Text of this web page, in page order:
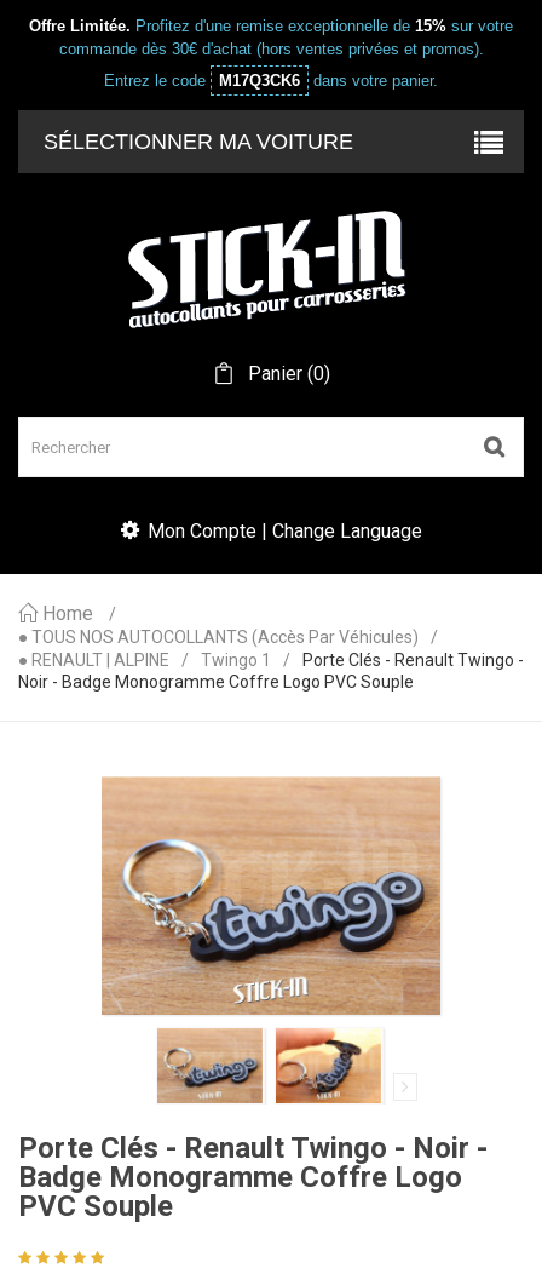
Offre Limitée. Profitez d'une remise exceptionnelle de 15% sur votre
commande dès 30€ d'achat (hors ventes privées et promos).
Entrez le code
M17Q3CK6 dans votre panier.
SÉLECTIONNER MA VOITURE
Panier(0)
Mon Compte | Change Language
Home
● TOUS NOS AUTOCOLLANTS (accès Par Véhicules)
● RENAULT | ALPINE
Twingo 1
Porte Clés - Renault Twingo -
Noir - Badge Monogramme Coffre Logo PVC Souple
Porte Clés - Renault Twingo - Noir -
Badge Monogramme Coffre Logo
PVC Souple